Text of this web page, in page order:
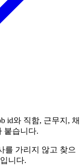
id와 직함, 근무지, 채
붙습니다.
를 가리지 않고 찾으
니다.